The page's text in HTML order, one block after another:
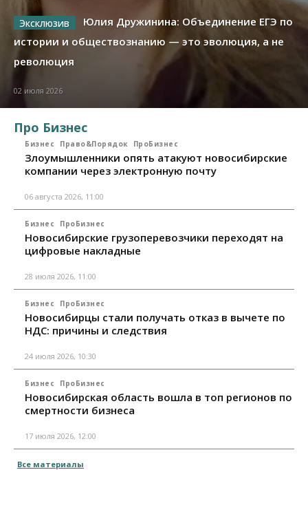
Юлия Дружинина: Объединение ЕГЭ по
истории и обществознанию — это эволюция, а не
революция
02 июля 2026
Про Бизнес
Бизнес Право&Порядок ПроБизнес
Злоумышленники опять атакуют новосибирские
компании через электронную почту
06 августа 2026, 11:00
Бизнес ПроБизнес
Новосибирские грузоперевозчики переходят на
цифровые накладные
28 июля 2026, 11:00
Бизнес ПроБизнес
Новосибирцы стали получать отказ в вычете по
НДС: причины и следствия
24 июля 2026, 10:30
Бизнес ПроБизнес
Новосибирская область вошла в топ регионов по
смертности бизнеса
17 июля 2026, 12:00
Все материалы